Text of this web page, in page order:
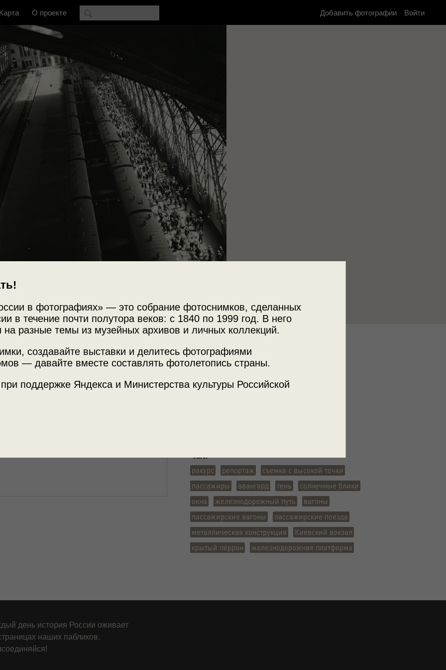
в фотографиях» — это собрание фотоснимков, сделанных
в течение почти полутора веков: с 1840 по 1999 год. В него
на разные темы из музейных архивов и личных коллекций.
создавайте выставки и делитесь фотографиями
— давайте вместе составлять фотолетопись страны.
поддержке Яндекса и Министерства культуры Российской
Карта О проекте Добавить фотографии Войти
МАММ / МДФ
Теги
ракурс репортаж
съемка с высокой точки
пассажиры
авангард тень
солнечные блики
окна
железнодорожный путь
вагоны
пассажирские вагоны
пассажирские поезда
металлическая конструкция
Киевский вокзал
крытый перрон
железнодорожная платформа
день история России оживает
наших пабликов.